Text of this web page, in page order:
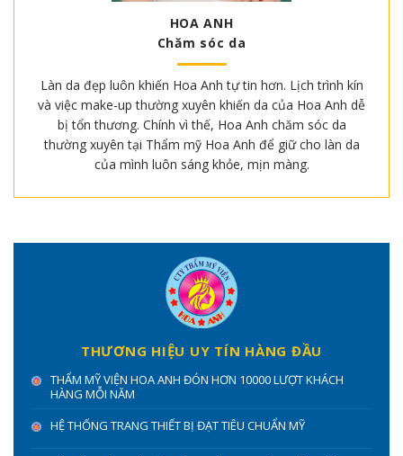
HOA ANH
Chăm sóc da
Làn da đẹp luôn khiến Hoa Anh tự tin hơn. Lịch trình kín
và việc make-up thường xuyên khiến da của Hoa Anh dễ
bị tổn thương. Chính vì thế, Hoa Anh chăm sóc da
thường xuyên tại Thẩm mỹ Hoa Anh để giữ cho làn da
của mình luôn sáng khỏe, mịn màng.
THƯƠNG HIỆU UY TÍN HÀNG ĐẦU
THẨM MỸ VIỆN HOA ANH ĐÓN HƠN 10000 LƯỢT KHÁCH
HÀNG MỖI NĂM
HỆ THỐNG TRANG THIẾT BỊ ĐẠT TIÊU CHUẨN MỸ